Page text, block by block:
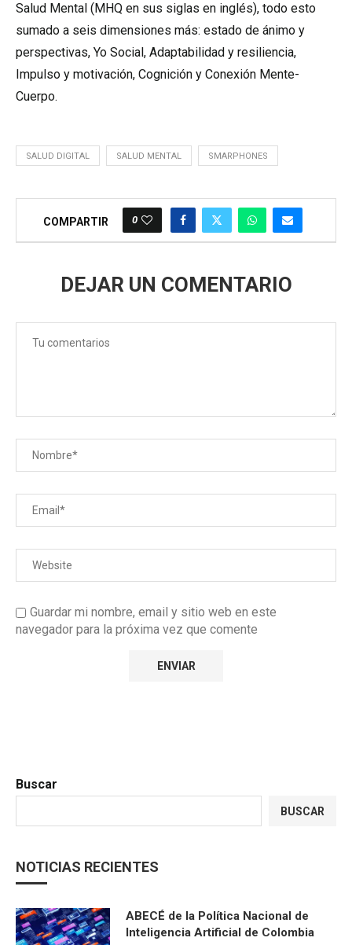
Salud Mental (MHQ en sus siglas en inglés), todo esto
sumado a seis dimensiones más: estado de ánimo y
perspectivas, Yo Social, Adaptabilidad y resiliencia,
Impulso y motivación, Cognición y Conexión Mente-
Cuerpo.
SALUD DIGITAL SALUD MENTAL SMARPHONES
COMPARTIR 0
DEJAR UN COMENTARIO
Guardar mi nombre, email y sitio web en este
navegador para la próxima vez que comente
Buscar
BUSCAR
NOTICIAS RECIENTES
ABECÉ de la Política Nacional de
Inteligencia Artificial de Colombia